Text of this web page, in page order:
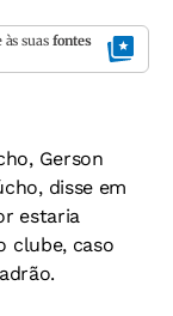
suas fontes
Gerson
disse em
estaria
clube, caso